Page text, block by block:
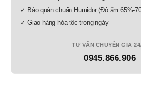
✓ Bảo quản chuẩn Humidor (Độ ẩm 65%-
✓ Giao hàng hỏa tốc trong ngày
TƯ VẤN CHUYÊN GIA
0945.866.906